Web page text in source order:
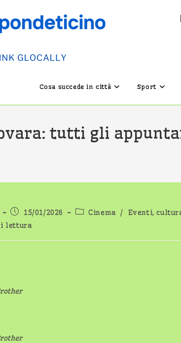
Cosa succede in città Sport
tutti gli
Articolo
15/01/2026
Categoria
Cinema / Eventi,
lettura